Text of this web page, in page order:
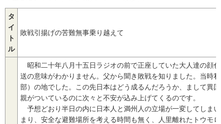
タ
イ
ト
ル
敗戦引揚げの苦難無事乗り越えて
昭和二十年八月十五日ラジオの前で正座していた大人達の顔
送の意味がわかりません。父から聞き敗戦を知りました。当時
部）の地でした。この先日本はどう成るんだろうか、まして異
親がついているのに次々と不安が込み上げてくるのです。
予想どおり半日の内に日本人と満州人の立場が一変してしま
まり、安全な避難場所を考える時間も無く、人里離れたトウモ